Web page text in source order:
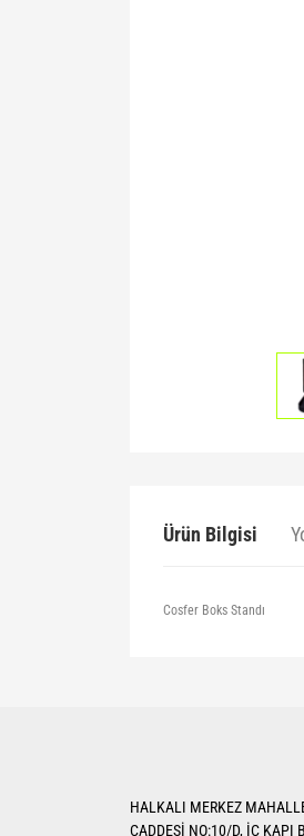
Ürün Bilgisi
Cosfer Boks Standı
Ürün resmi
Ürün bilgilerinde
HALKALI MERKEZ
CADDESİ NO:10/D, İÇ KAPI